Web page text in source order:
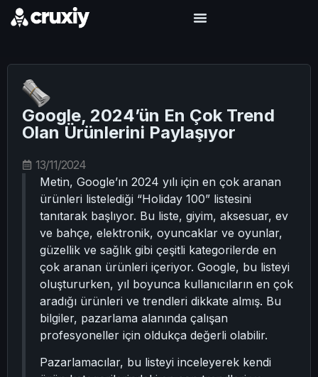
Google, 2024’ün En Çok Trend
Olan Ürünlerini Paylaşıyor
13/11/2024
Metin, Google’ın 2024 yılı için en çok aranan
ürünleri listelediği “Holiday 100” listesini
tanıtarak başlıyor. Bu liste, giyim, aksesuar, ev
ve bahçe, elektronik, oyuncaklar ve oyunlar,
güzellik ve sağlık gibi çeşitli kategorilerde en
çok aranan ürünleri içeriyor. Google, bu listeyi
oluştururken, yıl boyunca kullanıcıların en çok
aradığı ürünleri ve trendleri dikkate almış. Bu
bilgiler, pazarlama alanında çalışan
profesyoneller için oldukça değerli olabilir.
Pazarlamacılar, bu listeyi inceleyerek kendi